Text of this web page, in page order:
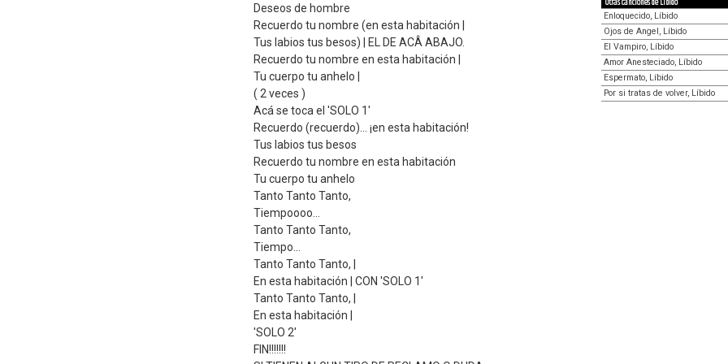
Deseos de hombre
Recuerdo tu nombre (en esta habitación |
Tus labios tus besos) | EL DE ACÂ ABAJO.
Recuerdo tu nombre en esta habitación |
Tu cuerpo tu anhelo |
( 2 veces )
Acá se toca el 'SOLO 1'
Recuerdo (recuerdo)... ¡en esta habitación!
Tus labios tus besos
Recuerdo tu nombre en esta habitación
Tu cuerpo tu anhelo
Tanto Tanto Tanto,
Tiempoooo...
Tanto Tanto Tanto,
Tiempo...
Tanto Tanto Tanto, |
En esta habitación | CON 'SOLO 1'
Tanto Tanto Tanto, |
En esta habitación |
'SOLO 2'
FIN!!!!!!!
Enloquecido, Líbido
Ojos de Angel, Líbido
El Vampiro, Líbido
Amor Anesteciado, Líbido
Espermato, Líbido
Por si tratas de volver, Líbido